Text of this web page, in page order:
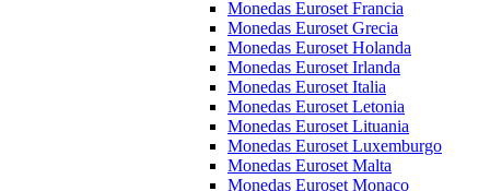
Monedas Euroset Francia
Monedas Euroset Grecia
Monedas Euroset Holanda
Monedas Euroset Irlanda
Monedas Euroset Italia
Monedas Euroset Letonia
Monedas Euroset Lituania
Monedas Euroset Luxemburgo
Monedas Euroset Malta
Monedas Euroset Monaco